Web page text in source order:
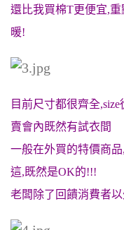
還比我買棉T更便宜,
暖!
目前尺寸都很齊全
賣會內既然有試衣間
一般在外買的特價商
這,既然是OK的!!!
老闆除了回饋消費者